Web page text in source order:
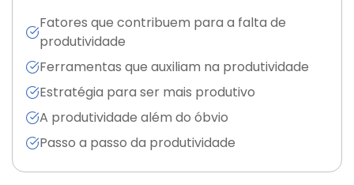
Fatores que contribuem para a falta de
produtividade
Ferramentas que auxiliam na produtividade
Estratégia para ser mais produtivo
A produtividade além do óbvio
Passo a passo da produtividade